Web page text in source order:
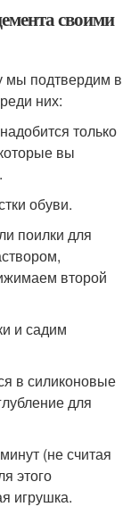
своими
мы подтвердим в
них:
только
вы
обуви.
поилки для
второй
и садим
в силиконовые
для
(не считая
этого
игрушка.